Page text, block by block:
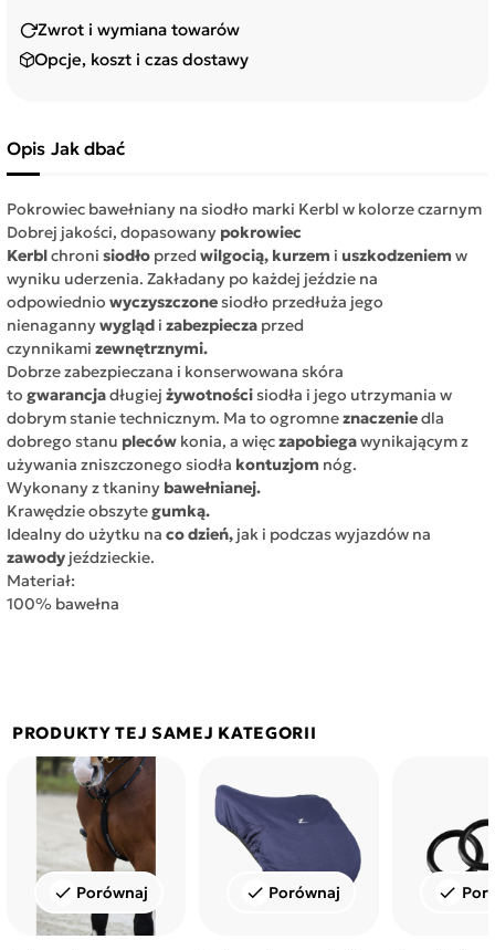
Zwrot i wymiana towarów
Opcje, koszt i czas dostawy
Opis Jak dbać
Pokrowiec bawełniany na siodło marki Kerbl w kolorze czarnym
Dobrej jakości, dopasowany pokrowiec
Kerblchroni siodło przed wilgocią, kurzem i uszkodzeniem w
wyniku uderzenia. Zakładany po każdej jeździe na
odpowiednio wyczyszczonesiodło przedłuża jego
nienagannywygląd i zabezpiecza przed
czynnikami zewnętrznymi.
Dobrze zabezpieczana i konserwowana skóra
to gwarancjadługiej żywotnościsiodła i jego utrzymania w
dobrym stanie technicznym. Ma to ogromneznaczeniedla
dobrego stanu pleców konia, a więczapobiegawynikającym z
używania zniszczonego siodła kontuzjom nóg.
Wykonany z tkaniny bawełnianej.
Krawędzie obszytegumką.
Idealny do użytku na co dzień, jak i podczas wyjazdów na
zawody jeździeckie.
Materiał:
100% bawełna
PRODUKTY TEJ SAMEJ KATEGORII
check Porównaj check Porównaj check